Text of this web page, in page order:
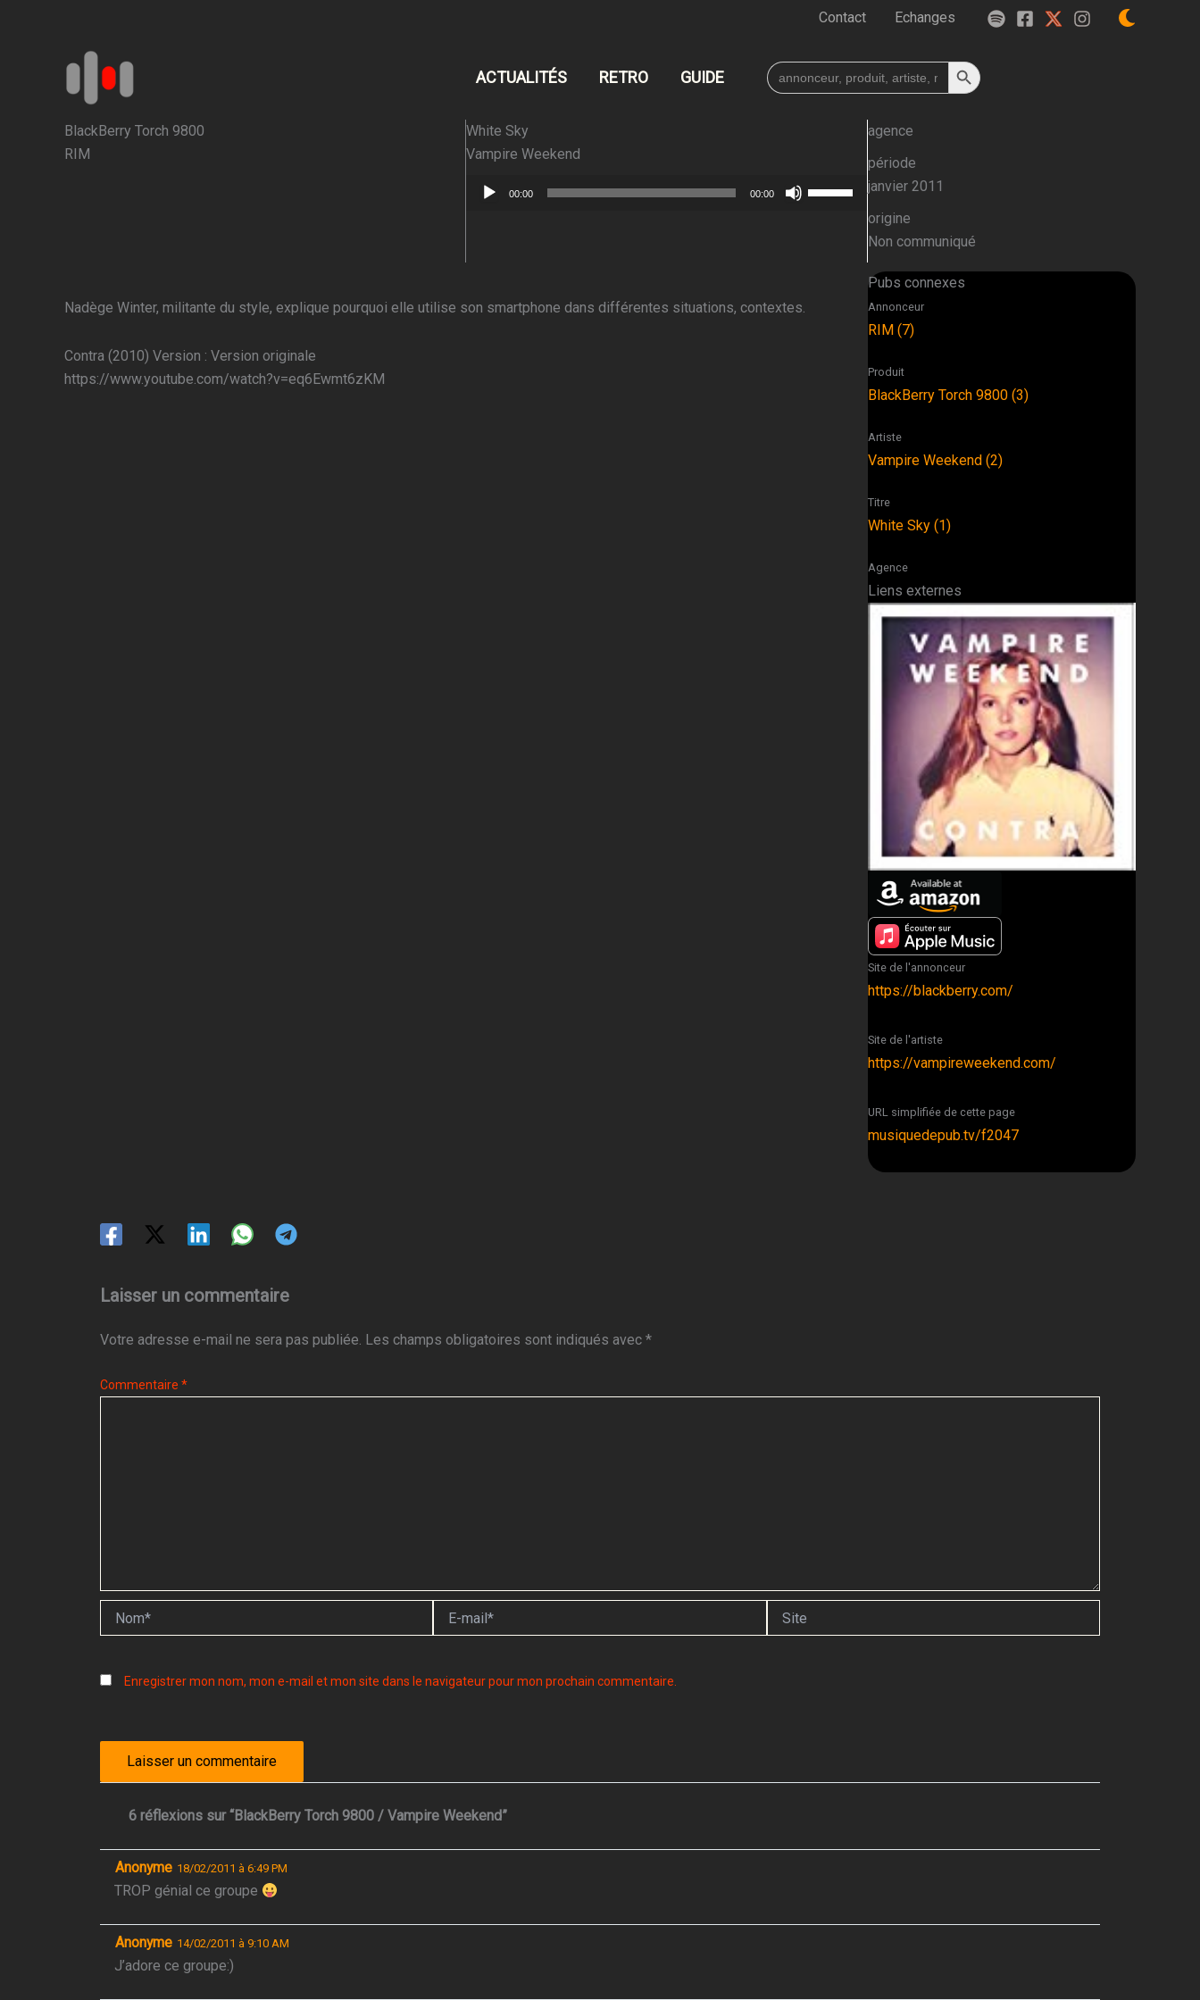
Contact Echanges
ACTUALITÉS RETRO GUIDE
Search
for:
Search Button
BlackBerry Torch 9800
RIM
White Sky
Vampire Weekend
Lecteur 00:00 00:00
augmenter
agence
période
janvier 2011
origine
Non communiqué
Nadège Winter, militante du style, explique pourquoi elle utilise son smartphone dans différentes situations, contextes.
Contra (2010) Version : Version originale
https://www.youtube.com/watch?v=eq6Ewmt6zKM
Pubs connexes
Annonceur
RIM (7)
Produit
BlackBerry Torch 9800 (3)
Artiste
Vampire Weekend (2)
Titre
White Sky (1)
Agence
Liens externes
Site de l'annonceur
https://blackberry.com/
Site de l'artiste
https://vampireweekend.com/
URL simplifiée de cette page
musiquedepub.tv/f2047
Laisser un commentaire
Votre adresse e-mail ne sera pas publiée. Les champs obligatoires sont indiqués avec *
Commentaire *
mail*
Enregistrer mon nom, mon e-mail et mon site dans le navigateur pour mon prochain commentaire.
6 réflexions sur “BlackBerry Torch 9800 / Vampire Weekend”
Anonyme 18/02/2011 à 6:49 PM
TROP génial ce groupe
Anonyme 14/02/2011 à 9:10 AM
J’adore ce groupe:)